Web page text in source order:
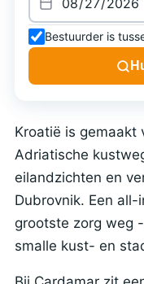
Kroatië is gemaakt
Adriatische
eilandzichten en
Dubrovnik. Een
grootste zorg weg
smalle kust- en
Bestuurder is